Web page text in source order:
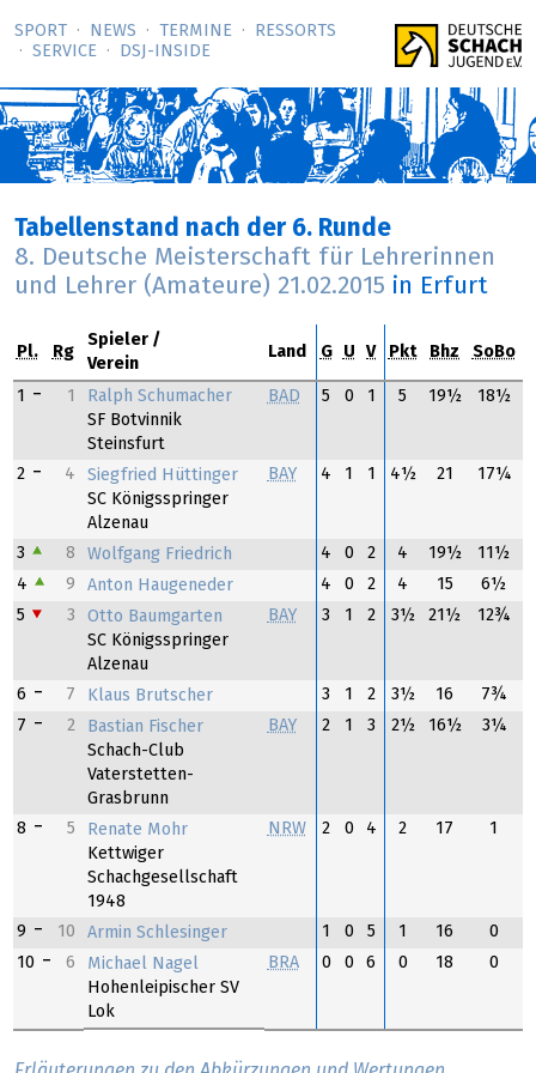
SPORT NEWS TERMINE
RESSORTS
SERVICE
DSJ-­INSIDE
Tabellenstand nach der 6. Runde
8. Deutsche Meisterschaft für Lehrerinnen
und Lehrer (Amateure) 21.02.2015 in Erfurt
Pl. Rg
Spieler
Verein
Land G U V Pkt Bhz SoBo
1 1
Ralph Schumacher
SF Botvinnik
Steinsfurt
BAD 5 0 1 5 19½ 18½
2 4
Siegfried Hüttinger
SC Königsspringer
Alzenau
BAY 4 1 1 4½ 21 17¼
3 8 Wolfgang Friedrich 4 0 2 4 19½
11½
4
9 Anton Haugeneder 4 0 2 4 15
6½
5
3
Otto Baumgarten
SC Königsspringer
Alzenau
BAY 3 1 2 3½ 21½ 12¾
6 7 Klaus Brutscher 3 1 2 3½ 16
7¾
7
2
Bastian Fischer
Schach-Club
Vaterstetten-
Grasbrunn
BAY 2 1 3 2½ 16½ 3¼
8 5
Renate Mohr
Kettwiger
Schachgesellschaft
1948
NRW 2 0 4 2 17 1
9 10 Armin Schlesinger 1 0 5 1 16
0
10
6
Michael Nagel
Hohenleipischer SV
Lok
BRA 0 0 6 0 18 0